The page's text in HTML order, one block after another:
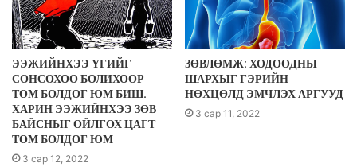
ЭЭЖИЙНХЭЭ ҮГИЙГ
СОНСОХОО БОЛИХООР
ТОМ БОЛДОГ ЮМ БИШ.
ХАРИН ЭЭЖИЙНХЭЭ ЗӨВ
БАЙСНЫГ ОЙЛГОХ ЦАГТ
ТОМ БОЛДОГ ЮМ
3 сар 12, 2022
ЗӨВЛӨМЖ: ХОДООДНЫ
ШАРХЫГ ГЭРИЙН
НӨХЦӨЛД ЭМЧЛЭХ АРГУУД
3 сар 11, 2022